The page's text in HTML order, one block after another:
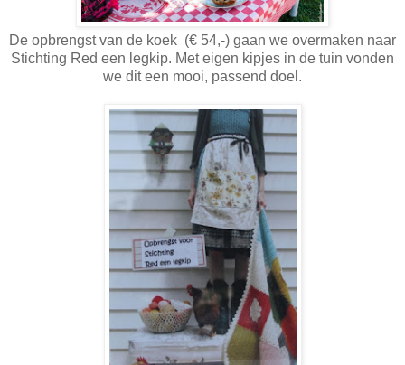
De opbrengst van de koek (€ 54,-) gaan we overmaken naar
Stichting Red een legkip. Met eigen kipjes in de tuin vonden
we dit een mooi, passend doel.